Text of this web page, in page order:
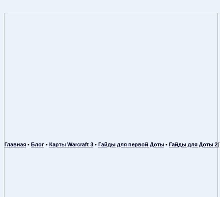
Главная • Блог • Карты Warcraft 3 • Гайды для первой Доты • Гайды для Доты 2